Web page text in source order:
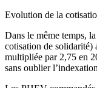
Evolution de la
Dans le même temps, la
cotisation de solidarité)
multipliée par 2,75 en
sans oublier